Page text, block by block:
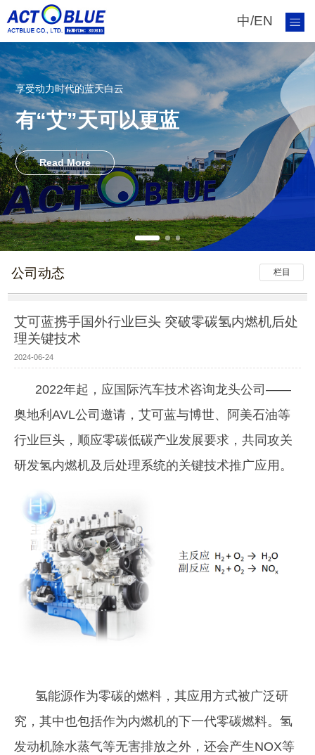
中/EN
享受动力时代的蓝天白云
有“艾”天可以更蓝
Read More
栏目
公司动态
艾可蓝携手国外行业巨头 突破零碳氢内燃机后处
理关键技术
2024-06-24
2022年起，应国际汽车技术咨询龙头公司——
奥地利AVL公司邀请，艾可蓝与博世、阿美石油等
行业巨头，顺应零碳低碳产业发展要求，共同攻关
研发氢内燃机及后处理系统的关键技术推广应用。
氢能源作为零碳的燃料，其应用方式被广泛研
究，其中也包括作为内燃机的下一代零碳燃料。氢
发动机除水蒸气等无害排放之外，还会产生NOX等